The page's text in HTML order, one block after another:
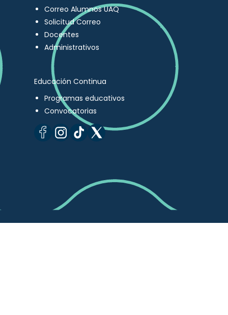
Correo Alumnos UAQ
Solicitud Correo
Docentes
Administrativos
Educación Continua
Programas educativos
Convocatorias